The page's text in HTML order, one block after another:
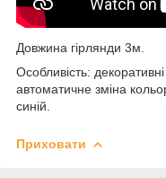
Довжина гірлянди 3м.
Особливість:
автоматичне зміна
синій.
Приховати